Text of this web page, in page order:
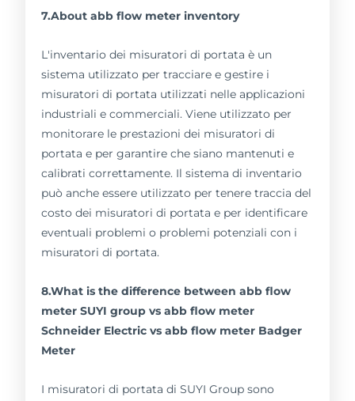
7.About abb flow meter inventory
L'inventario dei misuratori di portata è un
sistema utilizzato per tracciare e gestire i
misuratori di portata utilizzati nelle applicazioni
industriali e commerciali. Viene utilizzato per
monitorare le prestazioni dei misuratori di
portata e per garantire che siano mantenuti e
calibrati correttamente. Il sistema di inventario
può anche essere utilizzato per tenere traccia del
costo dei misuratori di portata e per identificare
eventuali problemi o problemi potenziali con i
misuratori di portata.
8.What is the difference between abb flow
meter SUYI group vs abb flow meter
Schneider Electric vs abb flow meter Badger
Meter
I misuratori di portata di SUYI Group sono